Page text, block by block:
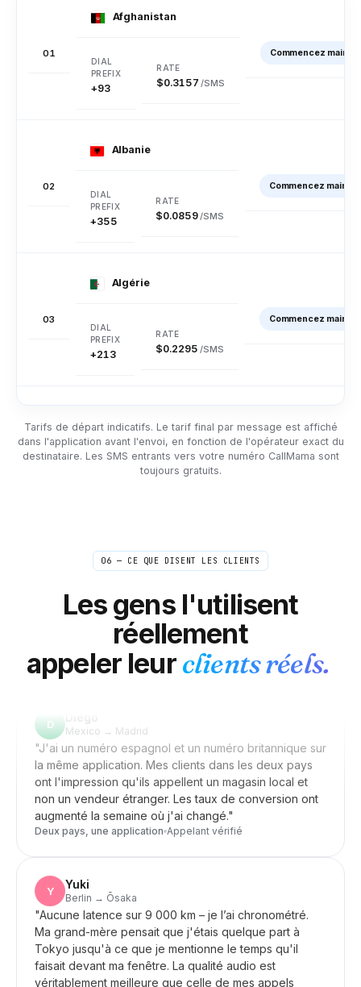
01
Afghanistan
+93 $0.3157 /SMS
Commencez
02
Albanie
+355 $0.0859 /SMS
Commencez
03
Algérie
+213 $0.2295 /SMS
Commencez
04 Commencez
Andorre
+376 $0.0725 /SMS
+244 $0.2420/SMS
Anguilla
08
Antigua-et-Barbuda
Commencez
Tarifs de départ indicatifs. Le tarif final par message est affiché
dans l'application avant l'envoi, en fonction de l'opérateur exact du
destinataire. Les SMS entrants vers votre numéro CallMama sont
toujours gratuits.
06 — CE QUE DISENT LES CLIENTS
Les gens l'utilisent
réellement
appeler leurclients réels.
l’international sur mon téléphone normal est vite
devenu cher. Maintenant, c'est tellement bon marché
que je n'y pense plus – c'est ce qui se rapproche le
plus de la gratuité."
Loin de l'esprit, dans le budget Appelant vérifié
Diégo
la même application. Mes clients dans les deux pays
ont l'impression qu'ils appellent un magasin local et
non un vendeur étranger. Les taux de conversion ont
augmenté la semaine où j'ai changé.
Deux pays, une application Appelant vérifié
Berlin → Ōsaka
Aucune latence sur 9 000 km – je l’ai chronométré.
Ma grand-mère pensait que j'étais quelque part à
Tokyo jusqu'à ce que je mentionne le temps qu'il
faisait devant ma fenêtre. La qualité audio est
véritablement meilleure que celle de mes appels
mobiles habituels. "